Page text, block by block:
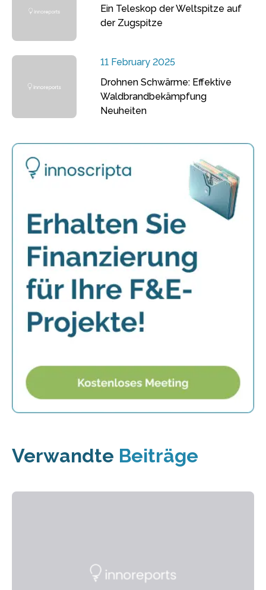
Ein Teleskop der Weltspitze auf
der Zugspitze
11 February 2025
Drohnen Schwärme: Effektive
Waldbrandbekämpfung
Neuheiten
Verwandte Beiträge